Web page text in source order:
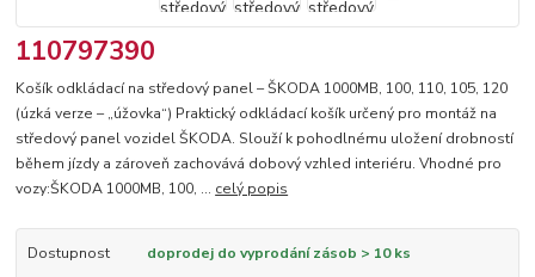
110797390
Košík odkládací na středový panel – ŠKODA 1000MB, 100, 110, 105, 120
(úzká verze – „úžovka“) Praktický odkládací košík určený pro montáž na
středový panel vozidel ŠKODA. Slouží k pohodlnému uložení drobností
během jízdy a zároveň zachovává dobový vzhled interiéru. Vhodné pro
vozy:ŠKODA 1000MB, 100, ... celý popis
Dostupnost
doprodej do vyprodání zásob > 10 ks